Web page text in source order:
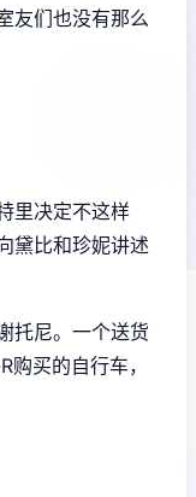
友们也没有那么
里决定不这样
黛比和珍妮讲述
托尼。一个送货
买的自行车，